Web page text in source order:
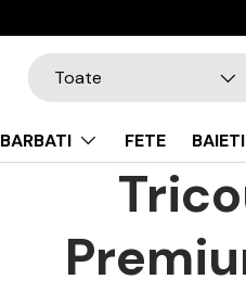
Tip de produs
Toate
BARBATI FETE BAIETI